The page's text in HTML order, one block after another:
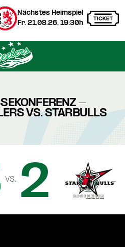
Nächstes Heimspiel
Fr. 21.08.26, 19:30h
-
VS. STARBULLS
vs. 2